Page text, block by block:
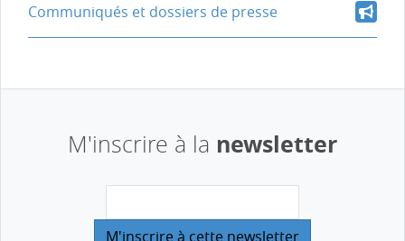
Communiqués et dossiers de presse
M'inscrire à la newsletter